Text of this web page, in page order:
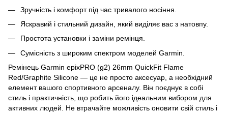
Зручність і комфорт під час тривалого носіння.
Яскравий і стильний дизайн, який виділяє вас з натовпу.
Простота установки і заміни ремінця.
Сумісність з широким спектром моделей Garmin.
Ремінець Garmin epixPRO (g2) 26mm QuickFit Flame
Red/Graphite Silicone — це не просто аксесуар, а необхідний
елемент вашого спортивного арсеналу. Він поєднує в собі
стиль і практичність, що робить його ідеальним вибором для
активних людей. Не втрачайте можливість оновити свій стиль і